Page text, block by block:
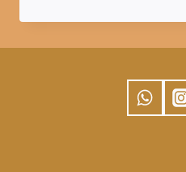
بالدمام
0532806449
تركيب